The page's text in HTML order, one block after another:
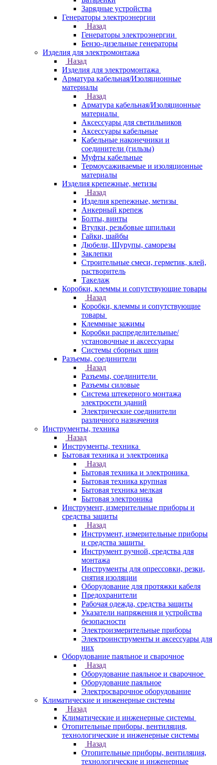
Зарядные устройства
Генераторы электроэнергии
Назад
Генераторы электроэнергии
Бензо-дизельные генераторы
Изделия для электромонтажа
Назад
Изделия для электромонтажа
Арматура кабельная/Изоляционные
материалы
Назад
Арматура кабельная/Изоляционные
материалы
Аксессуары для светильников
Аксессуары кабельные
Кабельные наконечники и
соединители (гильзы)
Муфты кабельные
Термоусаживаемые и изоляционные
материалы
Изделия крепежные, метизы
Назад
Изделия крепежные, метизы
Анкерный крепеж
Болты, винты
Втулки, резьбовые шпильки
Гайки, шайбы
Дюбели, Шурупы, саморезы
Заклепки
Строительные смеси, герметик, клей,
растворитель
Такелаж
Коробки, клеммы и сопутствующие товары
Назад
Коробки, клеммы и сопутствующие
товары
Клеммные зажимы
Коробки распределительные/
установочные и аксессуары
Системы сборных шин
Разъемы, соединители
Назад
Разъемы, соединители
Разъемы силовые
Система штекерного монтажа
электросети зданий
Электрические соединители
различного назначения
Инструменты, техника
Назад
Инструменты, техника
Бытовая техника и электроника
Назад
Бытовая техника и электроника
Бытовая техника крупная
Бытовая техника мелкая
Бытовая электроника
Инструмент, измерительные приборы и
средства защиты
Назад
Инструмент, измерительные приборы
и средства защиты
Инструмент ручной, средства для
монтажа
Инструменты для опрессовки, резки,
снятия изоляции
Оборудование для протяжки кабеля
Предохранители
Рабочая одежда, средства защиты
Указатели напряжения и устройства
безопасности
Электроизмерительные приборы
Электроинструменты и аксессуары для
них
Оборудование паяльное и сварочное
Назад
Оборудование паяльное и сварочное
Оборудование паяльное
Электросварочное оборудование
Климатические и инженерные системы
Назад
Климатические и инженерные системы
Отопительные приборы, вентиляция,
технологические и инженерные системы
Назад
Отопительные приборы, вентиляция,
технологические и инженерные